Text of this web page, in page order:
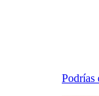
Podrías